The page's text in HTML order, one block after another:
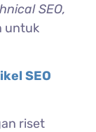
SEO,
untuk
SEO
riset